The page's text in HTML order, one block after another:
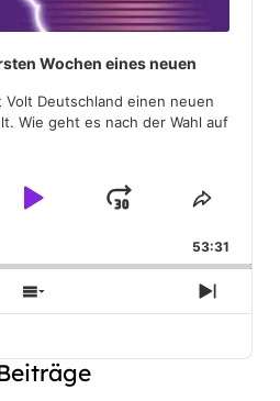
Wochen eines neuen
Volt Deutschland einen neuen
Wie geht es nach der Wahl auf
Play
Jump
Forward
Share
53:31
Show
Episodes
Next